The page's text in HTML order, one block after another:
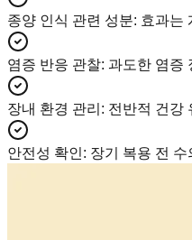
종양 인식 관련 성분: 효과는
염증 반응 관찰: 과도한 염증
장내 환경 관리 : 전반적 건강
안전성 확인: 장기 복용 전